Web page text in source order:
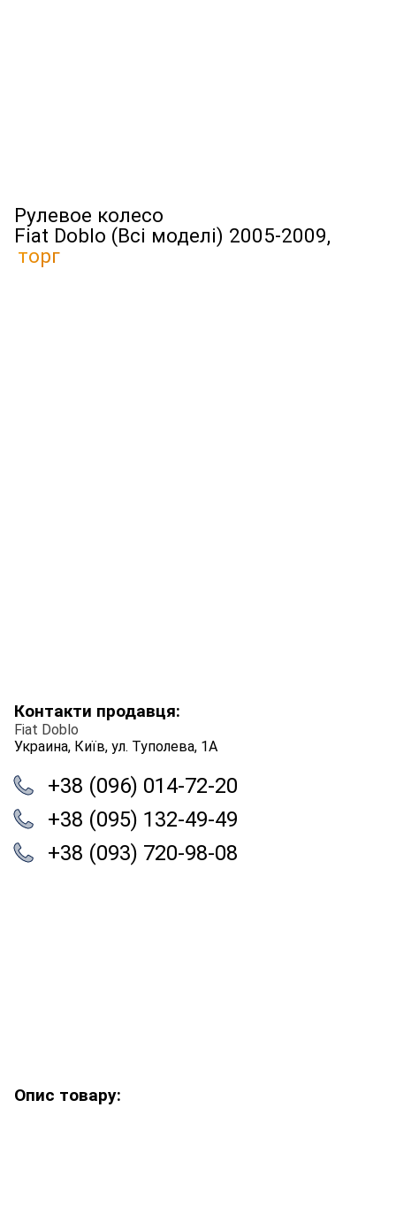
Рулевое колесо
Fiat Doblo (Всі моделі) 2005-2009,
торг
Контакти продавця:
Fiat Doblo
Украина, Київ, ул. Туполева, 1А
+38 (096) 014-72-20
+38 (095) 132-49-49
+38 (093) 720-98-08
Опис товару: